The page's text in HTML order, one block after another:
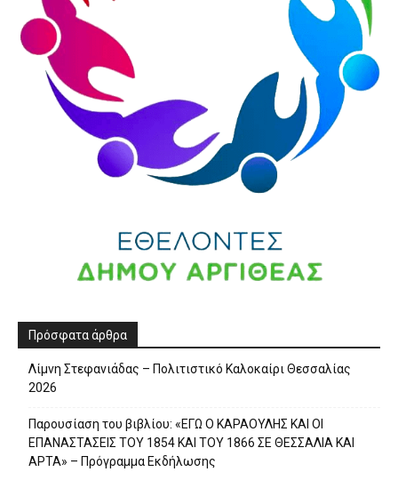
Πρόσφατα άρθρα
Λίμνη Στεφανιάδας – Πολιτιστικό Καλοκαίρι Θεσσαλίας
2026
Παρουσίαση του βιβλίου: «ΕΓΩ Ο ΚΑΡΑΟΥΛΗΣ ΚΑΙ ΟΙ
ΕΠΑΝΑΣΤΑΣΕΙΣ ΤΟΥ 1854 ΚΑΙ ΤΟΥ 1866 ΣΕ ΘΕΣΣΑΛΙΑ ΚΑΙ
ΑΡΤΑ» – Πρόγραμμα Εκδήλωσης